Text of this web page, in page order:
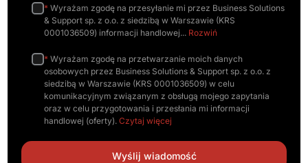
* Wyrażam zgodę na przesyłanie mi przez Business Solutions
& Support sp. z o.o. z siedzibą w Warszawie (KRS
0001036509) informacji handlowej
Rozwiń
* Wyrażam zgodę na przetwarzanie moich danych
osobowych przez Business Solutions & Support sp. z o.o. z
siedzibą w Warszawie (KRS 0001036509) w celu
komunikacyjnym związanym z obsługą mojego zapytania
oraz w celu przygotowania i przesłania mi informacji
handlowej (oferty).Czytaj więcej